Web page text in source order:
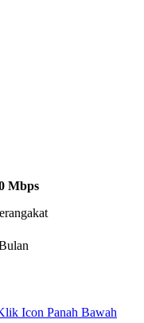
Mbps
Icon Panah Bawah